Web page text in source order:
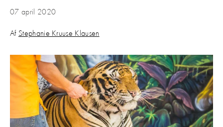
07 april 2020
Af Stephanie Kruuse Klausen